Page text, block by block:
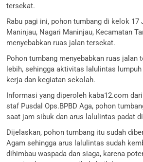
tersekat.
Rabu pagi ini, pohon tumbang di kelok 17
Maninjau, Nagari Maninjau, Kecamatan
menyebabkan ruas jalan tersekat.
Pohon tumbang menyebabkan ruas jalan
lebih, sehingga aktivitas lalulintas
kerja dan kegiatan sekolah.
Informasi yang diperoleh kaba12.com
staf Pusdal Ops.BPBD Aga, pohon
saat jam sibuk dan arus lalulintas padat
Dijelaskan, pohon tumbang itu sudah
Agam sehingga arus lalulintas sudah
dihimbau waspada dan siaga, karena